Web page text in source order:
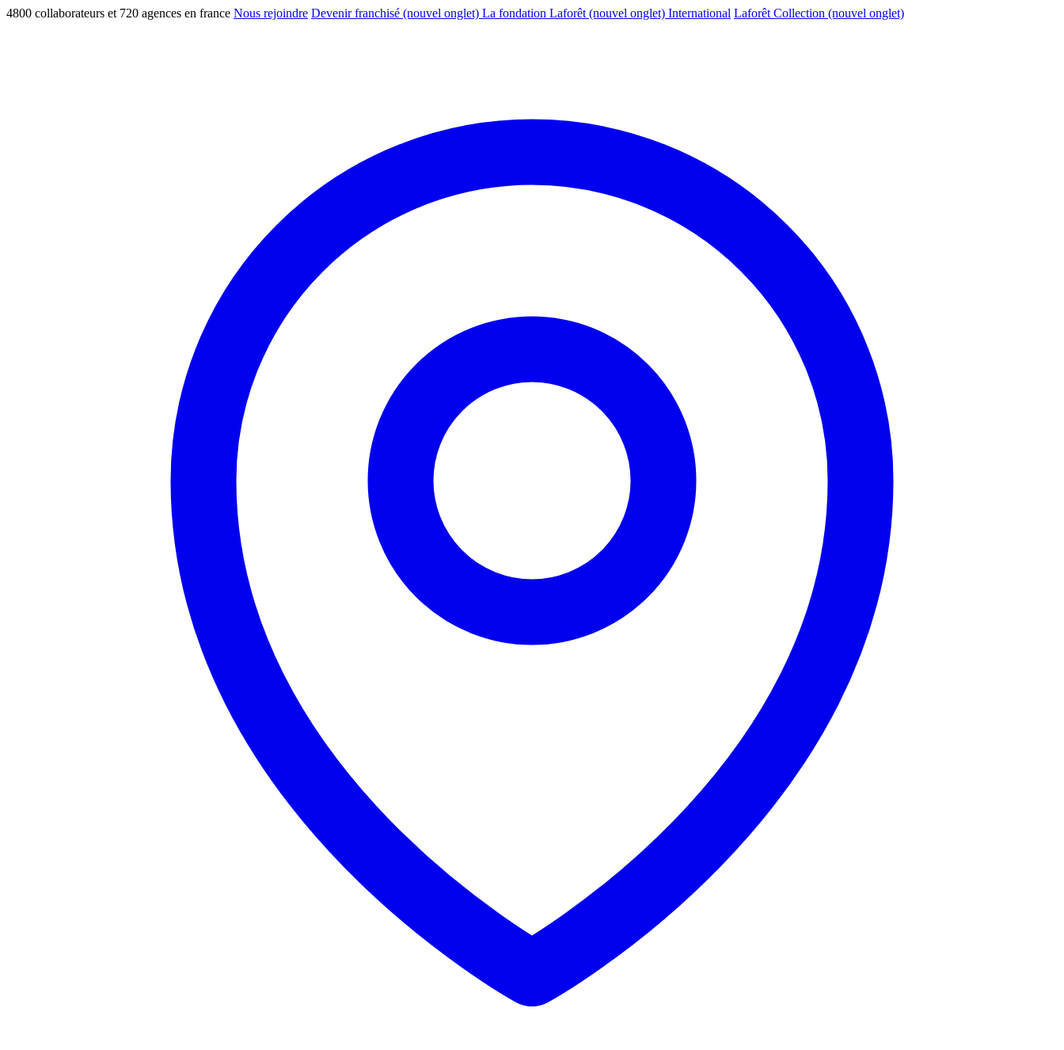
4800 collaborateurs et 720 agences en france Nous rejoindre Devenir franchisé (nouvel onglet) La fondation Laforêt (nouvel onglet) International Laforêt Collection (nouvel onglet)